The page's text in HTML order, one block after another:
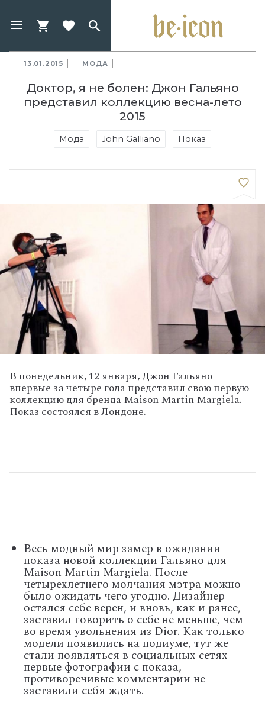
13.01.2015 МОДА
Доктор, я не болен: Джон Гальяно
представил коллекцию весна-лето
2015
Мода John Galliano Показ
В понедельник, 12 января, Джон Гальяно
впервые за четыре года представил свою первую
коллекцию для бренда Maison Martin Margiela.
Показ состоялся в Лондоне.
Весь модный мир замер в ожидании
показа новой коллекции Гальяно для
Maison Martin Margiela. После
четырехлетнего молчания мэтра можно
было ожидать чего угодно. Дизайнер
остался себе верен, и вновь, как и ранее,
заставил говорить о себе не меньше, чем
во время увольнения из Dior. Как только
модели появились на подиуме, тут же
стали появляться в социальных сетях
первые фотографии с показа,
противоречивые комментарии не
заставили себя ждать.